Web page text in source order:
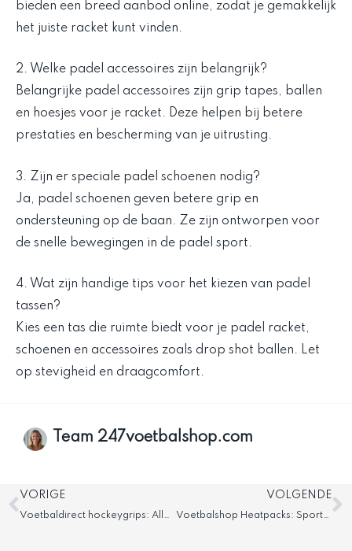
bieden een breed aanbod online, zodat je gemakkelijk
het juiste racket kunt vinden.
2. Welke padel accessoires zijn belangrijk?
Belangrijke padel accessoires zijn grip tapes, ballen
en hoesjes voor je racket. Deze helpen bij betere
prestaties en bescherming van je uitrusting.
3. Zijn er speciale padel schoenen nodig?
Ja, padel schoenen geven betere grip en
ondersteuning op de baan. Ze zijn ontworpen voor
de snelle bewegingen in de padel sport.
4. Wat zijn handige tips voor het kiezen van padel
tassen?
Kies een tas die ruimte biedt voor je padel racket,
schoenen en accessoires zoals drop shot ballen. Let
op stevigheid en draagcomfort.
Team 247voetbalshop.com
Vorige
VORIGE
Voetbaldirect hockeygrips: Alles wat je moet weten
VOLGENDE
Voetbalshop Heatpacks: Sportblessures direct verlichten